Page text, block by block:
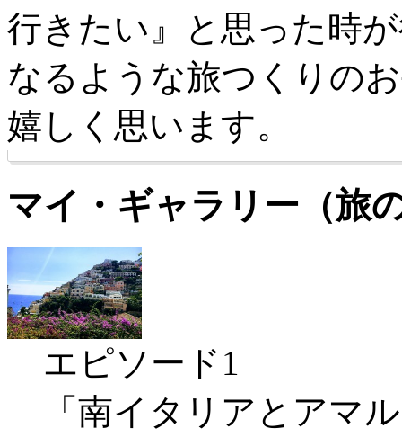
行きたい』と思った時
なるような旅つくりの
嬉しく思います。
マイ・ギャラリー（旅
エピソード1
「南イタリアとアマ